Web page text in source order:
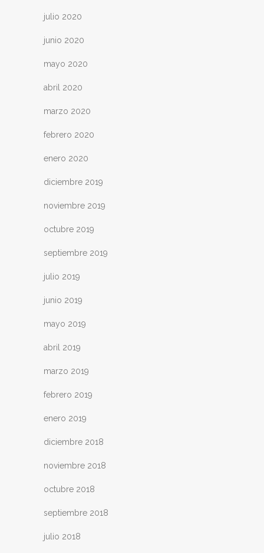
julio 2020
junio 2020
mayo 2020
abril 2020
marzo 2020
febrero 2020
enero 2020
diciembre 2019
noviembre 2019
octubre 2019
septiembre 2019
julio 2019
junio 2019
mayo 2019
abril 2019
marzo 2019
febrero 2019
enero 2019
diciembre 2018
noviembre 2018
octubre 2018
septiembre 2018
julio 2018